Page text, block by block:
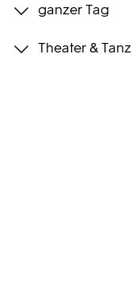
ganzer Tag
Theater & Tanz